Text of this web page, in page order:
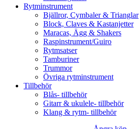
Rytminstrument
Bjällror, Cymbaler & Trianglar
Block, Claves & Kastanjetter
Maracas, Ägg & Shakers
Raspinstrument/Guiro
Rytmsatser
Tamburiner
Trummor
Övriga rytminstrument
Tillbehör
Blås- tillbehör
Gitarr & ukulele- tillbehör
Klang & rytm- tillbehör